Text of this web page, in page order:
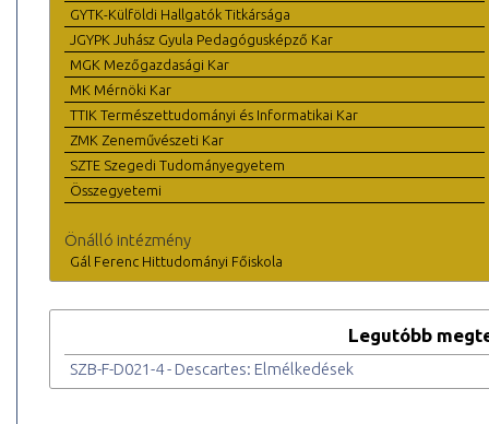
GYTK-Külföldi Hallgatók Titkársága
JGYPK Juhász Gyula Pedagógusképző Kar
MGK Mezőgazdasági Kar
MK Mérnöki Kar
TTIK Természettudományi és Informatikai Kar
ZMK Zeneművészeti Kar
SZTE Szegedi Tudományegyetem
Összegyetemi
Önálló intézmény
Gál Ferenc Hittudományi Főiskola
Legutóbb
SZB-F-D021-4 - Descartes: Elmélkedések